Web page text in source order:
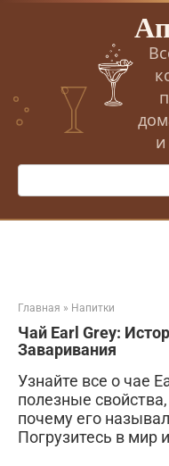
Перейти
Поиск:
Главная » Напитки
Чай Earl Grey:
Заваривания
Узнайте все о чае
полезные
почему его
Погрузитесь в мир